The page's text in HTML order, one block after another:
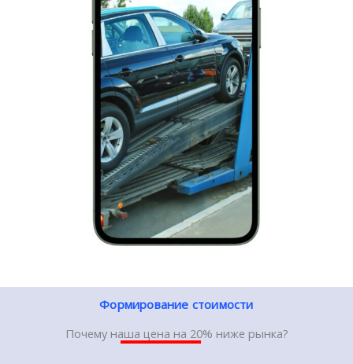
Формирование стоимости
Почему наша цена на 20% ниже рынка?